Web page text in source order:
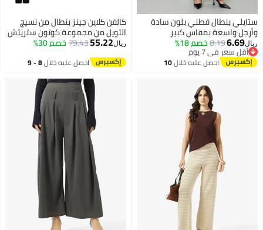
ستايلي بنطال قطني بلون سادة
وأرجل واسعة بمقاس كبير
ريال6.69
8.19خصم 18%
أقل سعر في 7 يوم
أقل سعر في 7 يوماحصل عليه خلال10
اغسطس
كالفن كلاين جينز بنطال من نسيج
التويل من مجموعة كوتون ستريتش
ريال55.22
79.43خصم 30%
احصل عليه خلال 8 - 9
اغسطس